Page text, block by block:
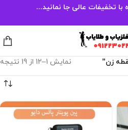
با تخفیفات عالی جا نمانید...
زن” نمایش 1–12 از 19 نتیجه